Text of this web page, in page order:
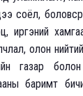
соёл,
иргэний
олон
газар
баримт